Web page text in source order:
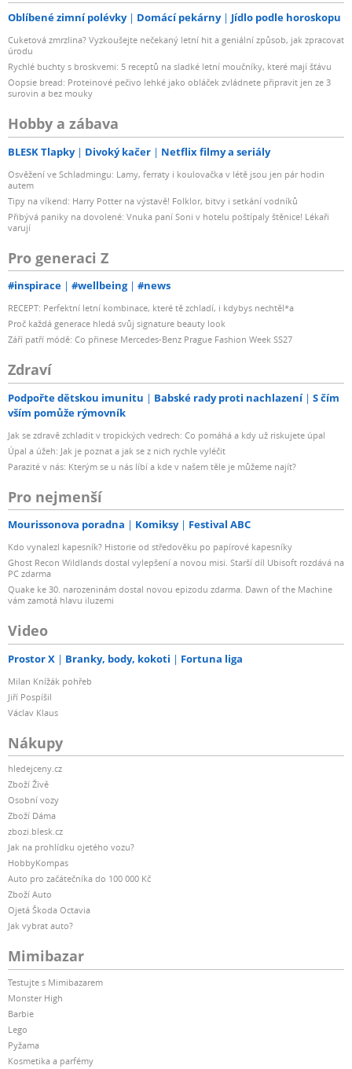
Oblíbené zimní polévky Domácí pekárny Jídlo podle horoskopu
Cuketová zmrzlina? Vyzkoušejte nečekaný letní hit a geniální způsob, jak zpracovat
úrodu
Rychlé buchty s broskvemi: 5 receptů na sladké letní moučníky, které mají šťávu
Oopsie bread: Proteinové pečivo lehké jako obláček zvládnete připravit jen ze 3
surovin a bez mouky
Hobby a zábava
BLESK Tlapky Divoký kačer Netflix filmy a seriály
Osvěžení ve Schladmingu: Lamy, ferraty i koulovačka v létě jsou jen pár hodin
autem
Tipy na víkend: Harry Potter na výstavě! Folklor, bitvy i setkání vodníků
Přibývá paniky na dovolené: Vnuka paní Soni v hotelu poštípaly štěnice! Lékaři
varují
Pro generaci Z
#inspirace #wellbeing #news
RECEPT: Perfektní letní kombinace, které tě zchladí, i kdybys nechtěl*a
Proč každá generace hledá svůj signature beauty look
Září patří módě: Co přinese Mercedes-Benz Prague Fashion Week SS27
Zdraví
Podpořte dětskou imunitu Babské rady proti nachlazení
S čím
vším pomůže rýmovník
Jak se zdravě zchladit v tropických vedrech: Co pomáhá a kdy už riskujete úpal
Úpal a úžeh: Jak je poznat a jak se z nich rychle vyléčit
Parazité v nás: Kterým se u nás líbí a kde v našem těle je můžeme najít?
Pro nejmenší
Mourissonova poradna Komiksy Festival ABC
Kdo vynalezl kapesník? Historie od středověku po papírové kapesníky
Ghost Recon Wildlands dostal vylepšení a novou misi. Starší díl Ubisoft rozdává na
PC zdarma
Quake ke 30. narozeninám dostal novou epizodu zdarma. Dawn of the Machine
vám zamotá hlavu iluzemi
Video
Prostor X Branky, body, kokoti Fortuna liga
Milan Knížák pohřeb
Jiří Pospíšil
Václav Klaus
Nákupy
hledejceny.cz
Zboží Živě
Osobní vozy
Zboží Dáma
zbozi.blesk.cz
Jak na prohlídku ojetého vozu?
HobbyKompas
Auto pro začátečníka do 100 000 Kč
Zboží Auto
Ojetá Škoda Octavia
Jak vybrat auto?
Mimibazar
Testujte s Mimibazarem
Monster High
Barbie
Lego
Pyžama
Kosmetika a parfémy